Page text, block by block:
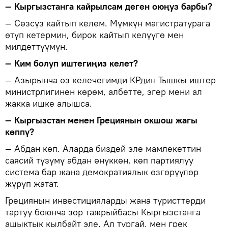
— Кыргызстанга кайрылсам деген оюңуз барбы?
— Сөзсүз кайтып келем. Мүмкүн магистратурага
өтүп кетермин, бирок кайтып келүүгө мен
милдеттүүмүн.
— Ким болуп иштегиңиз келет?
— Азырынча өз келечегимди КРдин Тышкы иштер
министрлигинен көрөм, албетте, эгер мени ал
жакка ишке алышса.
— Кыргызстан менен Грециянын окшош жагы
көппү?
— Абдан көп. Аларда биздей эле мамлекеттин
саясий түзүмү абдан өнүккөн, көп партиялуу
система бар жана демократиялык өзгөрүүлөр
жүрүп жатат.
Грециянын инвестицияларды жана туристтерди
тартуу боюнча зор тажрыйбасы Кыргызстанга
ашыктык кылбайт эле. Ал тургай, мен грек